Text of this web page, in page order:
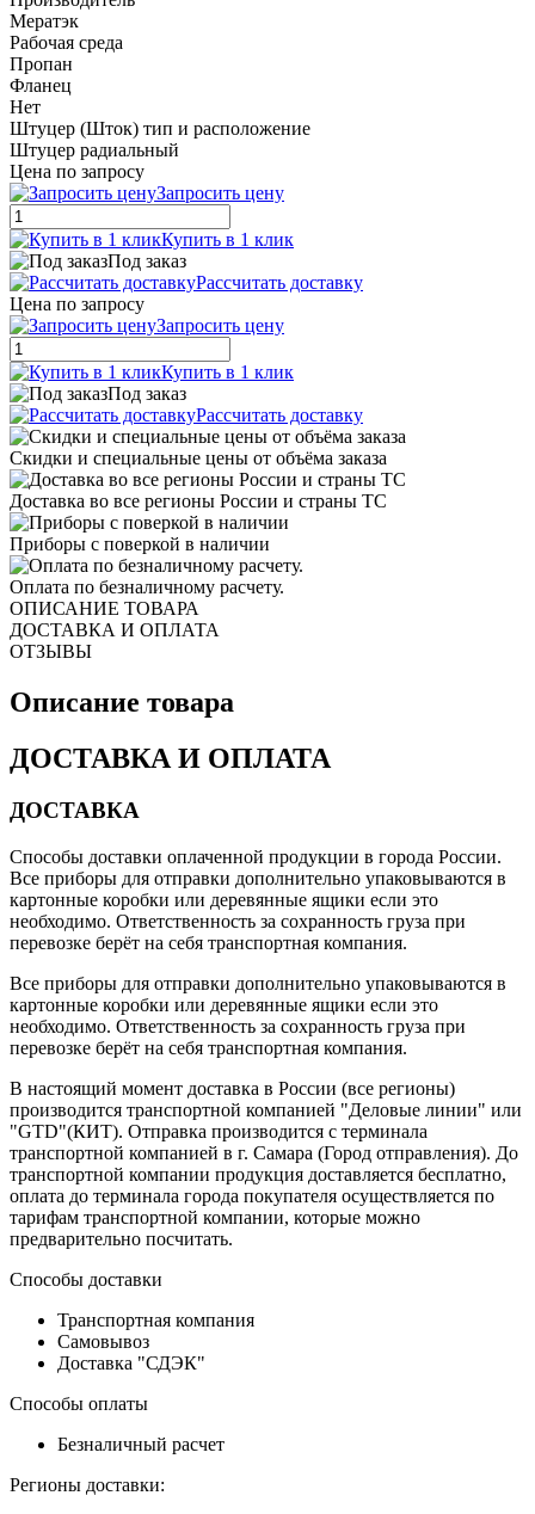
Мератэк
Рабочая среда
Пропан
Фланец
Нет
Штуцер (Шток) тип и расположение
Штуцер радиальный
Цена по запросу
Запросить цену
Купить в 1 клик
Под заказ
Рассчитать доставку
Цена по запросу
Запросить цену
Купить в 1 клик
Под заказ
Рассчитать доставку
Скидки и специальные цены от объёма заказа
Доставка во все регионы России и страны ТС
Приборы с поверкой в наличии
Оплата по безналичному расчету.
ОПИСАНИЕ ТОВАРА
ДОСТАВКА И ОПЛАТА
ОТЗЫВЫ
Описание товара
ДОСТАВКА И ОПЛАТА
ДОСТАВКА
Способы доставки оплаченной продукции в города России.
Все приборы для отправки дополнительно упаковываются в
картонные коробки или деревянные ящики если это
необходимо. Ответственность за сохранность груза при
перевозке берёт на себя транспортная компания.
Все приборы для отправки дополнительно упаковываются в
картонные коробки или деревянные ящики если это
необходимо. Ответственность за сохранность груза при
перевозке берёт на себя транспортная компания.
В настоящий момент доставка в России (все регионы)
производится транспортной компанией "Деловые линии" или
"GTD"(КИТ). Отправка производится с терминала
транспортной компанией в г. Самара (Город отправления). До
транспортной компании продукция доставляется бесплатно,
оплата до терминала города покупателя осуществляется по
тарифам транспортной компании, которые можно
предварительно посчитать.
Способы доставки
Транспортная компания
Самовывоз
Доставка "СДЭК"
Способы оплаты
Безналичный расчет
Регионы доставки: